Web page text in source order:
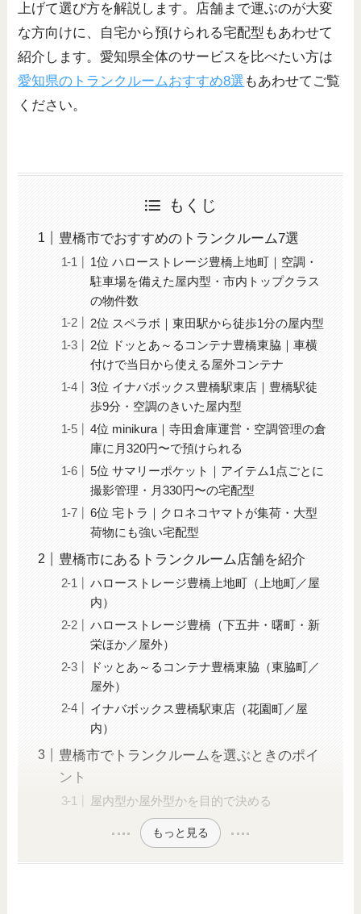
上げて選び方を解説します。店舗まで運ぶのが大変
な方向けに、自宅から預けられる宅配型もあわせて
紹介します。愛知県全体のサービスを比べたい方は
愛知県のトランクルームおすすめ8選 もあわせてご覧
ください。
もくじ
豊橋市でおすすめのトランクルーム7選
1位 ハローストレージ豊橋上地町｜空調・
駐車場を備えた屋内型・市内トップクラス
の物件数
2位 スペラボ｜東田駅から徒歩1分の屋内型
2位 ドッとあ～るコンテナ豊橋東脇｜車横
付けで当日から使える屋外コンテナ
3位 イナバボックス豊橋駅東店｜豊橋駅徒
歩9分・空調のきいた屋内型
4位 minikura｜寺田倉庫運営・空調管理の倉
庫に月320円〜で預けられる
5位 サマリーポケット｜アイテム1点ごとに
撮影管理・月330円〜の宅配型
6位 宅トラ｜クロネコヤマトが集荷・大型
荷物にも強い宅配型
豊橋市にあるトランクルーム店舗を紹介
ハローストレージ豊橋上地町（上地町／屋
内）
ハローストレージ豊橋（下五井・曙町・新
栄ほか／屋外）
ドッとあ～るコンテナ豊橋東脇（東脇町／
屋外）
イナバボックス豊橋駅東店（花園町／屋
内）
豊橋市でトランクルームを選ぶときのポイ
ント
屋内型か屋外型かを目的で決める
もっと見る